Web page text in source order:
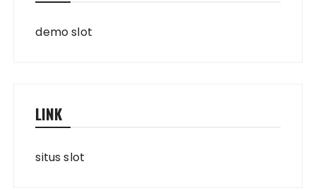
demo slot
LINK
situs slot